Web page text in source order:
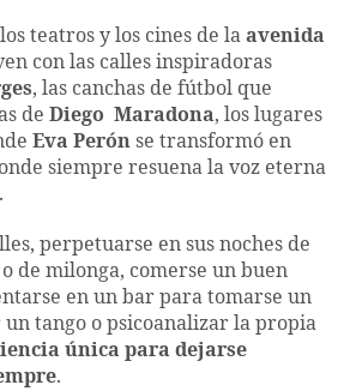
teatros y los cines de la avenida
con las calles inspiradoras
, las canchas de fútbol que
de Diego Maradona, los lugares
Eva Perón se transformó en
siempre resuena la voz eterna
.
perpetuarse en sus noches de
de milonga, comerse un buen
en un bar para tomarse un
un tango o psicoanalizar la propia
única para dejarse
.